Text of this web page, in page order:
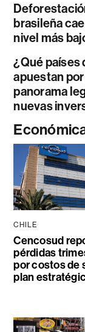
brasileña
nivel más
¿Qué países
apuestan
panorama
nuevas
CHILE
Cencosud
pérdidas
por costos de
plan